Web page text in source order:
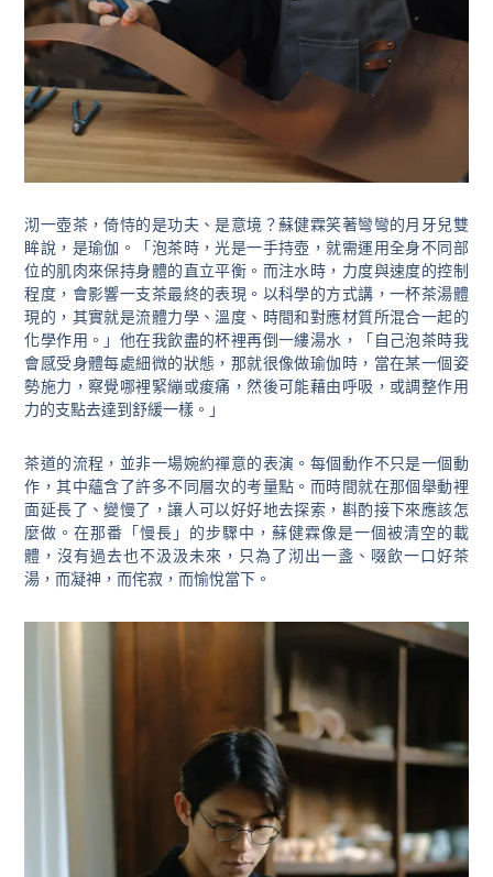
沏一壺茶，倚恃的是功夫、是意境？蘇健霖笑著彎彎的月牙兒雙
眸說，是瑜伽。「泡茶時，光是一手持壺，就需運用全身不同部
位的肌肉來保持身體的直立平衡。而注水時，力度與速度的控制
程度，會影響一支茶最終的表現。以科學的方式講，一杯茶湯體
現的，其實就是流體力學、溫度、時間和對應材質所混合一起的
化學作用。」他在我飲盡的杯裡再倒一縷湯水，「自己泡茶時我
會感受身體每處細微的狀態，那就很像做瑜伽時，當在某一個姿
勢施力，察覺哪裡緊繃或痠痛，然後可能藉由呼吸，或調整作用
力的支點去達到舒緩一樣。」
茶道的流程，並非一場婉約禪意的表演。每個動作不只是一個動
作，其中蘊含了許多不同層次的考量點。而時間就在那個舉動裡
面延長了、變慢了，讓人可以好好地去探索，斟酌接下來應該怎
麼做。在那番「慢長」的步驟中，蘇健霖像是一個被清空的載
體，沒有過去也不汲汲未來，只為了沏出一盞、啜飲一口好茶
湯，而凝神，而侘寂，而愉悅當下。